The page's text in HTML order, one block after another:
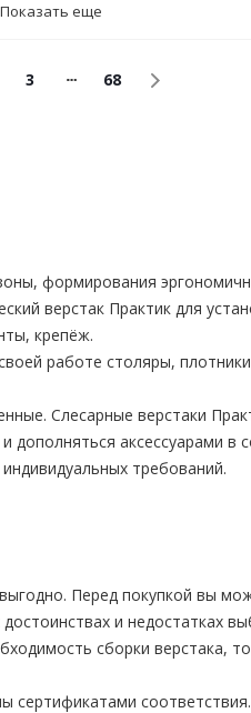
Показать еще
3 68
формирования
верстак Практик для
крепёж.
работе столяры,
Слесарные верстаки
дополняться аксессуарами в
требований.
Перед покупкой вы
и недостатках
сборки верстака,
сертификатами соответствия.